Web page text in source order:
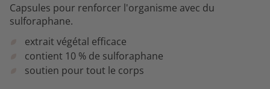
Capsules pour renforcer l'organisme avec du
sulforaphane.
extrait végétal efficace
contient 10 % de sulforaphane
soutien pour tout le corps